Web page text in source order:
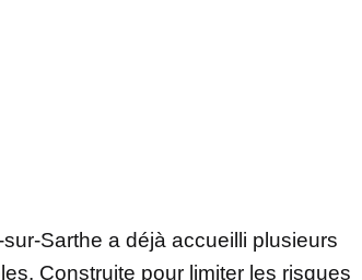
Sarthe a déjà accueilli plusieurs
Construite pour limiter les risques